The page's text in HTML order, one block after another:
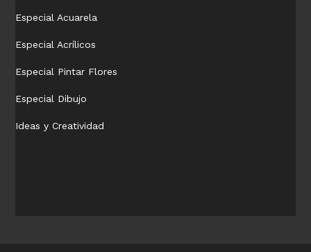
Especial Acuarela
Especial Acrílicos
Especial Pintar Flores
Especial Dibujo
Ideas y Creatividad